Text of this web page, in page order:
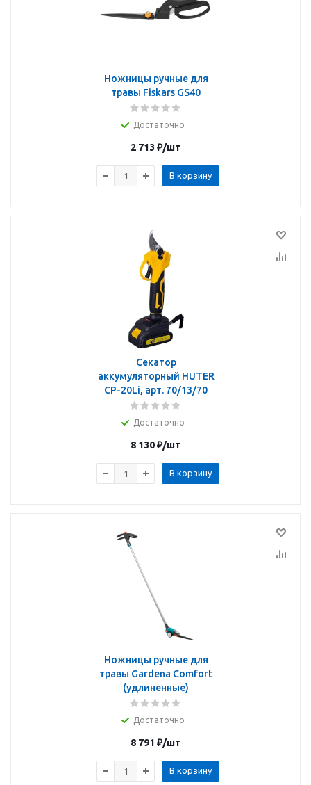
Ножницы ручные для
травы Fiskars GS40
Достаточно
2 713 ₽/шт
В корзину
Секатор
аккумуляторный HUTER
CP-20Li, арт. 70/13/70
Достаточно
8 130₽/шт
В корзину
Ножницы ручные для
травы Gardena Comfort
(удлиненные)
Достаточно
8 791 ₽/шт
В корзину